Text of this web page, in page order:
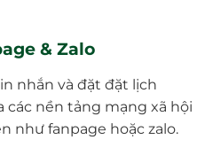
& Zalo
nhắn và đặt đặt lịch
nền tảng mạng xã hội
như fanpage hoặc zalo.